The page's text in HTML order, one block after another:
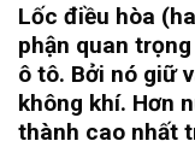
Lốc điều hòa
phận quan
ô tô. Bởi nó giữ
không khí. Hơn
thành cao nhất